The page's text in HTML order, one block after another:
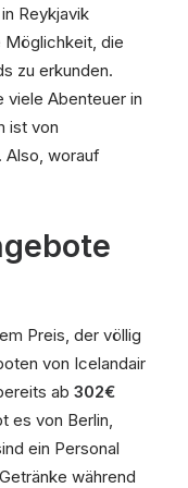
Reykjavik
die
zu erkunden.
viele Abenteuer in
ist von
. Also, worauf
Preis, der völlig
von Icelandair
ab 302€
es von Berlin,
ein Personal
während